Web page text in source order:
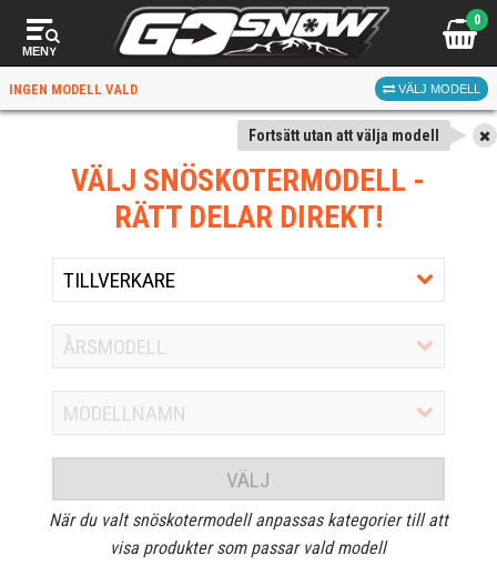
MENY
0
INGEN MODELL VALD VÄLJ MODELL
Fortsätt utan att välja modell
VÄLJ SNÖSKOTERMODELL -
RÄTT DELAR DIREKT!
VÄLJ
När du valt snöskotermodell anpassas kategorier till att
visa produkter som passar vald modell